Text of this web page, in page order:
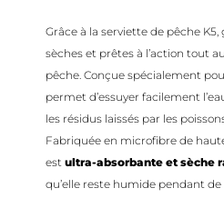
Grâce à la serviette de pêche
sèches et prêtes à l’action tout
pêche. Conçue spécialement
permet d’essuyer facilement
les résidus laissés par les
Fabriquée en microfibre de
est ultra-absorbante et sèche
qu’elle reste humide pendant de